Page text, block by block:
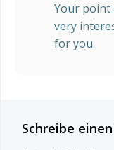
Your point
very
for you.
Schreibe